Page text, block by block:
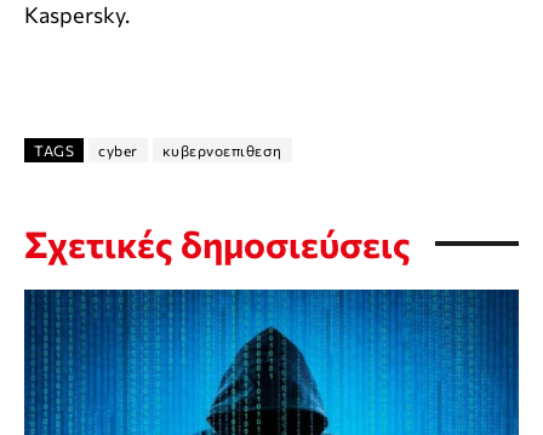
Kaspersky.
TAGS cyber κυβερνοεπιθεση
Σχετικές δημοσιεύσεις